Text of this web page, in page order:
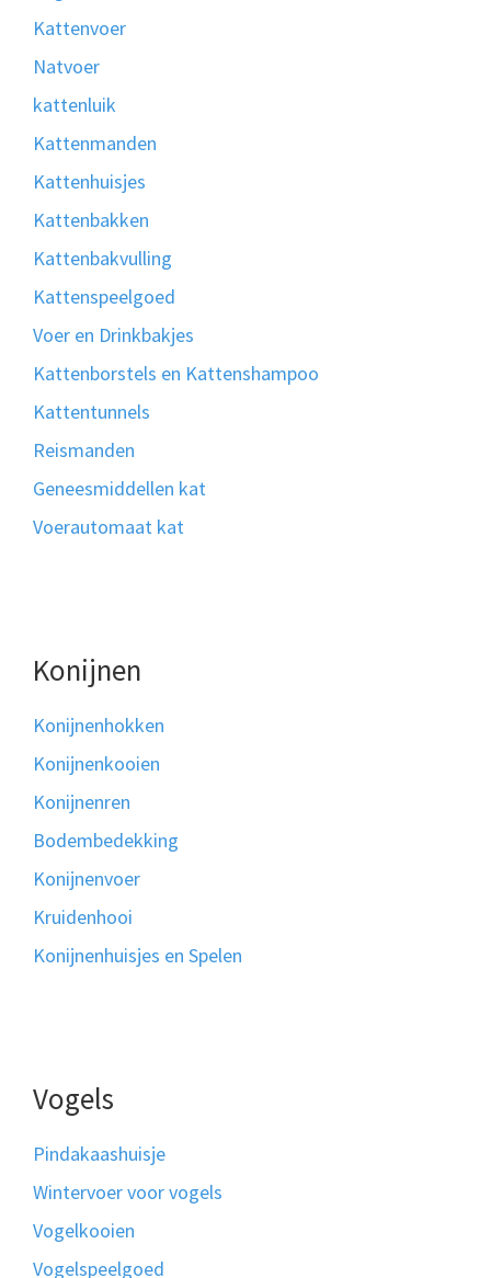
Kattenvoer
Natvoer
kattenluik
Kattenmanden
Kattenhuisjes
Kattenbakken
Kattenbakvulling
Kattenspeelgoed
Voer en Drinkbakjes
Kattenborstels en Kattenshampoo
Kattentunnels
Reismanden
Geneesmiddellen kat
Voerautomaat kat
Konijnen
Konijnenhokken
Konijnenkooien
Konijnenren
Bodembedekking
Konijnenvoer
Kruidenhooi
Konijnenhuisjes en Spelen
Vogels
Pindakaashuisje
Wintervoer voor vogels
Vogelkooien
Vogelspeelgoed